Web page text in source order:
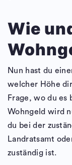
Wie
Nun hast du
welcher Höhe
Frage, wo du es
Wohngeld wird
du bei der
Landratsamt
zuständig ist.